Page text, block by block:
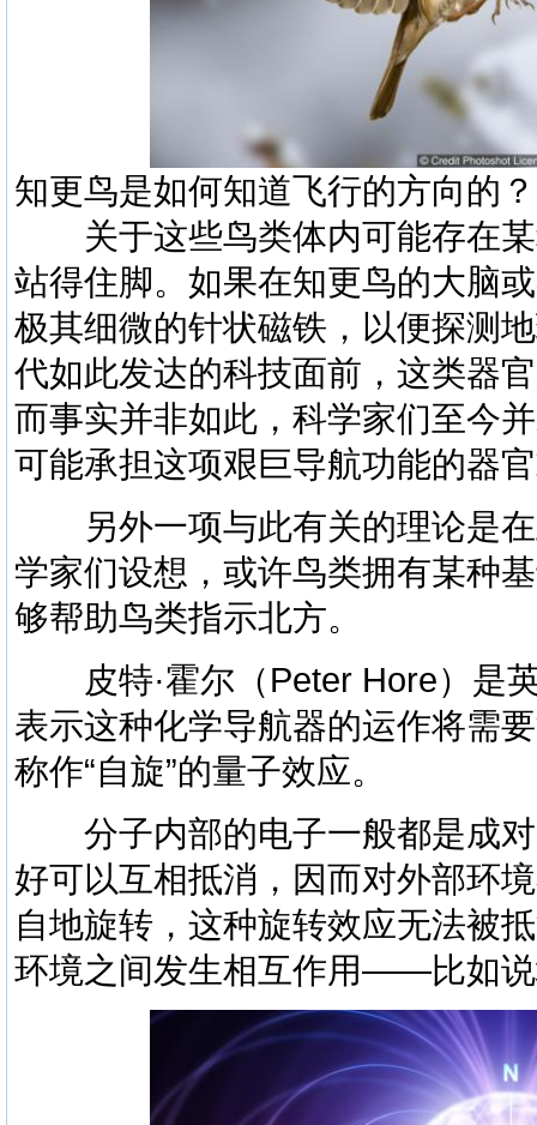
知更鸟是如何知道飞行的方向的？
关于这些鸟类体内可能存在某
站得住脚。如果在知更鸟的大脑
极其细微的针状磁铁，以便探测
代如此发达的科技面前，这类器
而事实并非如此，科学家们至今
可能承担这项艰巨导航功能的器
另外一项与此有关的理论是在
学家们设想，或许鸟类拥有某种
够帮助鸟类指示北方。
皮特·霍尔（Peter Hore）是
表示这种化学导航器的运作将需
称作“自旋”的量子效应。
分子内部的电子一般都是成对
好可以互相抵消，因而对外部环
自地旋转，这种旋转效应无法被
环境之间发生相互作用——比如